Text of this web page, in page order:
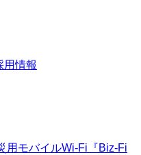
用情報
用モバイルWi-Fi『Biz-Fi